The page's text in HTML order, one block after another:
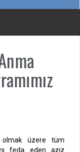
üzere tüm
feda eden aziz